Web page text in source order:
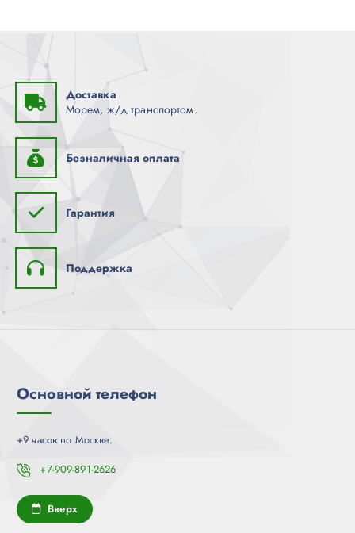
Доставка
Морем, ж/д транспортом.
Безналичная оплата
Гарантия
Поддержка
Основной телефон
+9 часов по Москве.
+7-909-891-2626
Вверх